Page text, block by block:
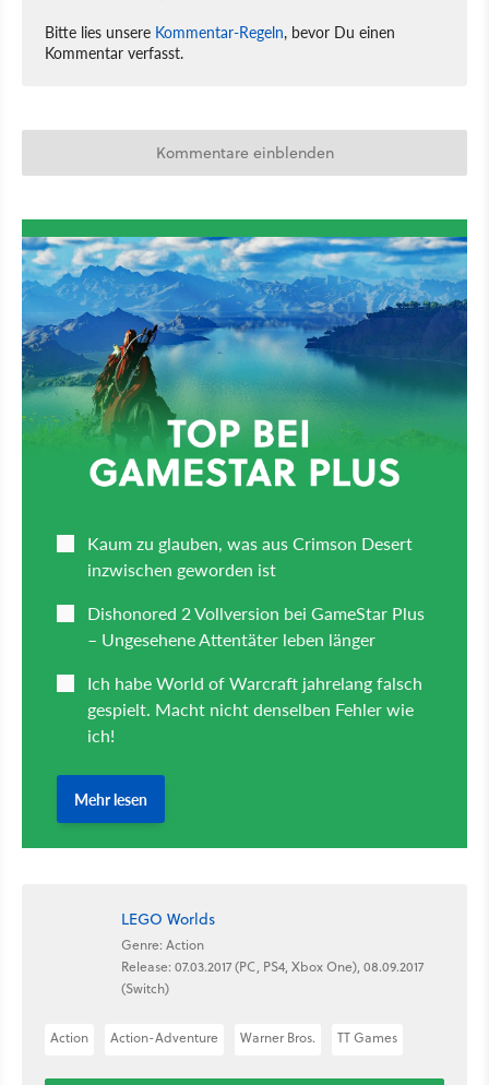
Bitte lies unsere Kommentar-Regeln, bevor Du einen
Kommentar verfasst.
Kommentare einblenden
LEGO Worlds
Genre: Action
Release: 07.03.2017 (PC, PS4, Xbox One), 08.09.2017
(Switch)
Action Action-Adventure Warner Bros. TT Games